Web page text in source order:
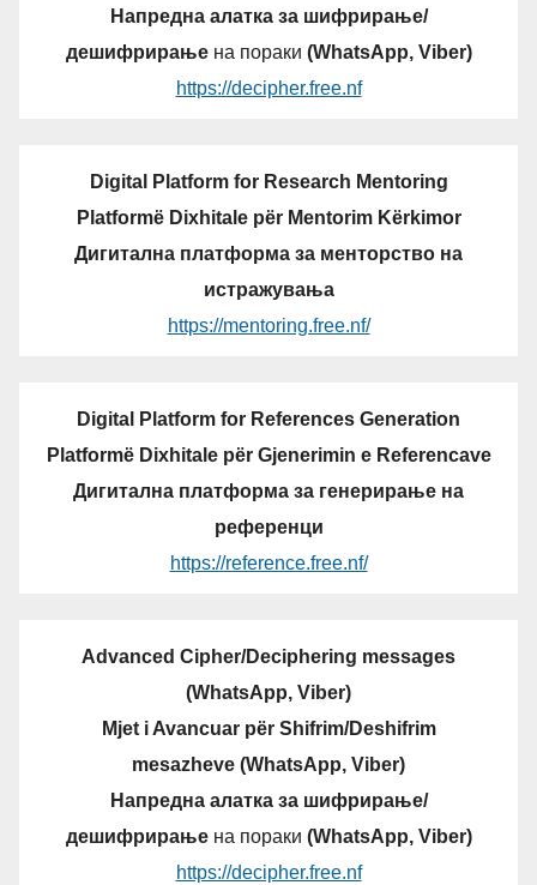
Напредна алатка за шифрирање/
дешифрирањена пораки (WhatsApp, Viber)
https://decipher.free.nf
Digital Platform for Research Mentoring
Platformë Dixhitale për Mentorim Kërkimor
Дигитална платформа за менторство на
истражувања
https://mentoring.free.nf/
Digital Platform for References Generation
Platformë Dixhitale për Gjenerimin e Referencave
Дигитална платформа за генерирање на
референци
https://reference.free.nf/
Advanced Cipher/Deciphering messages
(WhatsApp, Viber)
Mjet i Avancuar për Shifrim/Deshifrim
mesazheve (WhatsApp, Viber)
Напредна алатка за шифрирање/
дешифрирањена пораки (WhatsApp, Viber)
https://decipher.free.nf